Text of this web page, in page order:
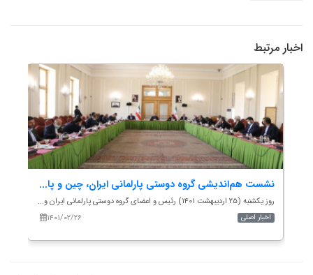
اخبار مرتبط
نشست هم‌اندیشی گروه دوستی پارلمانی ایران، چین و پا...
روز یکشنبه (۲۵ اردیبهشت ۱۴۰۱) رئیس و اعضای گروه دوستی پارلمانی ایران و...
۱۴۰۱/۰۲/۲۶
اخبار اصلی